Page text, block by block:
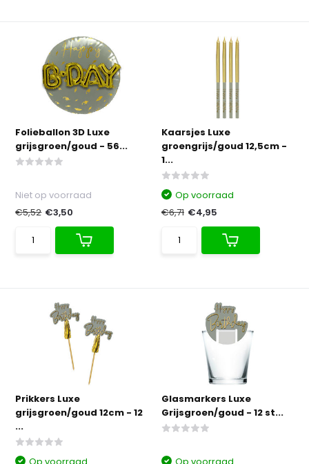
Folieballon 3D Luxe
grijsgroen/goud - 56...
Niet op voorraad
€5,52 €3,50
Kaarsjes Luxe
groengrijs/goud 12,5cm -
1...
Op voorraad
€6,71 €4,95
Prikkers Luxe
grijsgroen/goud 12cm - 12
...
Glasmarkers Luxe
Grijsgroen/goud - 12 st...